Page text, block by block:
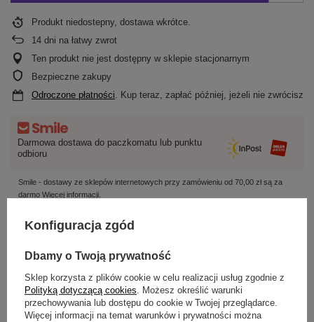
Produkt niedostepny, dostawa wkrótce
14 dni na łatwy zwrot
Ten produkt nie jest dostępny w sklepie stacjonarnym
Bezpieczne zakupy
Odroczone płatności. Kup teraz, zapłać później, jeżeli nie zwrócisz
Darmowa dostawa do paczkomatu lub punktu
odbioru
Smile - dostawy ze sklepów internetowych przy zamówieniu od 70,00 złsą za
darmo Więcej informacji.
OPINIE (0)
Konfiguracja zgód
Dbamy o Twoją prywatność
Sklep korzysta z plików cookie w celu realizacji usług zgodnie z
Polityką dotyczącą cookies. Możesz określić warunki
przechowywania lub dostępu do cookie w Twojej przeglądarce.
Więcej informacji na temat warunków i prywatności można